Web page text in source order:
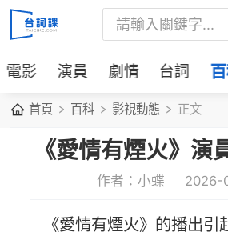
電影 演員 劇情 台詞
首頁 百科 影視動態 正文
《愛情有煙火》演
作者：小蝶 2026-
《愛情有煙火》的播出